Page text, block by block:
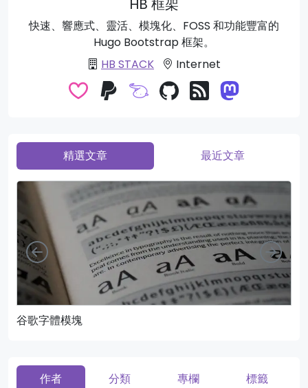
HB 框架
快速、響應式、靈活、模塊化、FOSS 和功能豐富的
Hugo Bootstrap 框架。
HB STACK
Internet
精選文章 最近文章
谷歌字體模塊
向左 向右
作者 分類 專欄 標籤